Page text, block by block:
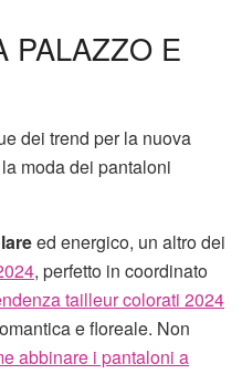
PALAZZO E
dei trend per la nuova
moda dei pantaloni
ed energico, un altro dei
, perfetto in coordinato
tailleur colorati 2024
e floreale. Non
abbinare i pantaloni a